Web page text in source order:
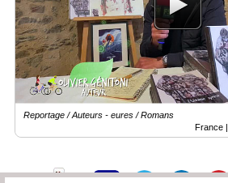
Reportage / Auteurs - eures / Romans
France |